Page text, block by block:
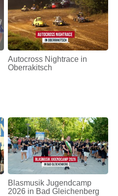
Autocross Nightrace in
Oberrakitsch
Blasmusik Jugendcamp
2026 in Bad Gleichenberg